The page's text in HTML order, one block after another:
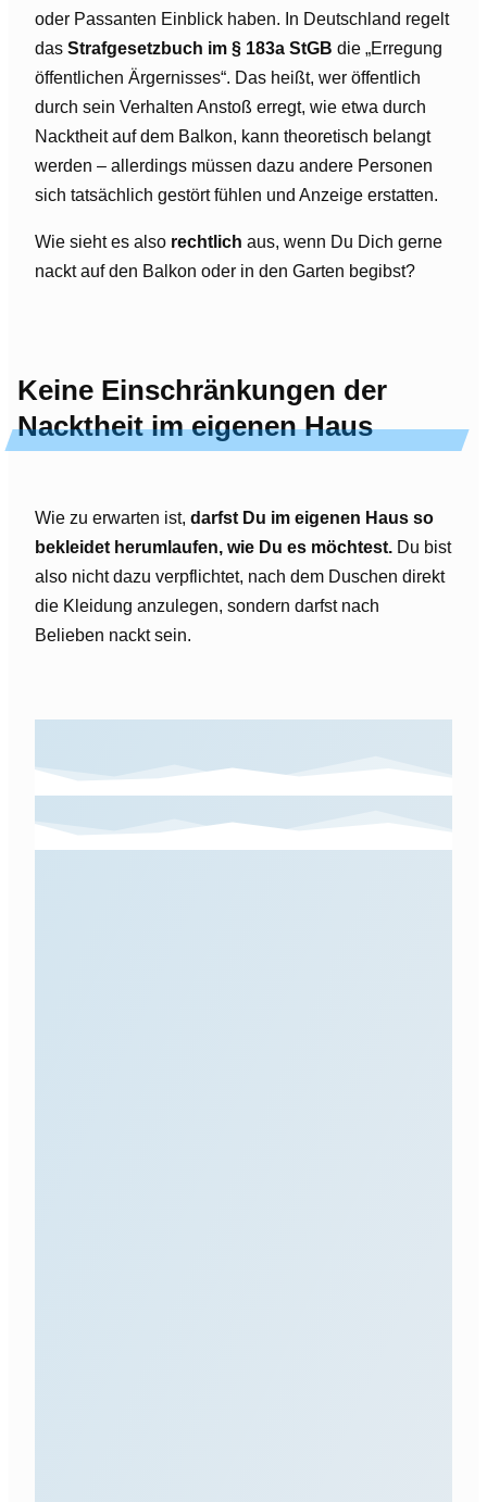
oder Passanten Einblick haben. In Deutschland regelt
das Strafgesetzbuch im § 183a StGB die „Erregung
öffentlichen Ärgernisses“. Das heißt, wer öffentlich
durch sein Verhalten Anstoß erregt, wie etwa durch
Nacktheit auf dem Balkon, kann theoretisch belangt
werden – allerdings müssen dazu andere Personen
sich tatsächlich gestört fühlen und Anzeige erstatten.
Wie sieht es also rechtlich aus, wenn Du Dich gerne
nackt auf den Balkon oder in den Garten begibst?
Keine Einschränkungen der
Nacktheit im eigenen Haus
Wie zu erwarten ist, darfst Du im eigenen Haus so
bekleidet herumlaufen, wie Du es möchtest. Du bist
also nicht dazu verpflichtet, nach dem Duschen direkt
die Kleidung anzulegen, sondern darfst nach
Belieben nackt sein.